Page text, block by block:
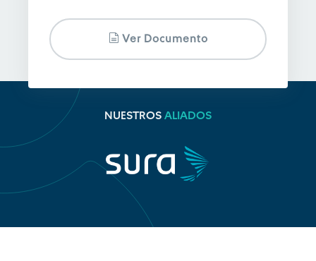
Ver Documento
NUESTROS ALIADOS